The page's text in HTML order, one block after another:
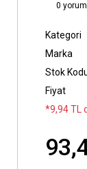
0 yorum
Kategori
Marka
Stok
Fiyat
*9,94 TL